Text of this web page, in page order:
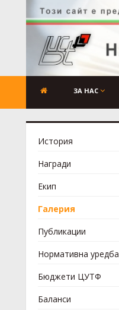
ЗА НАС
История
Награди
Екип
Галерия
Публикации
Нормативна уредба
Бюджети ЦУТФ
Баланси